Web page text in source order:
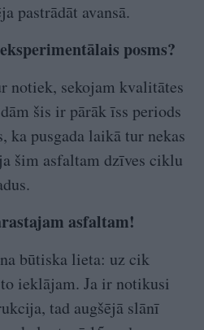
pastrādāt avansā.
posms?
notiek, sekojam kvalitātes
šis ir pārāk īss periods
ka pusgada laikā tur nekas
šim asfaltam dzīves ciklu
asfaltam!
būtiska lieta: uz cik
ieklājam. Ja ir notikusi
tad augšējā slānī